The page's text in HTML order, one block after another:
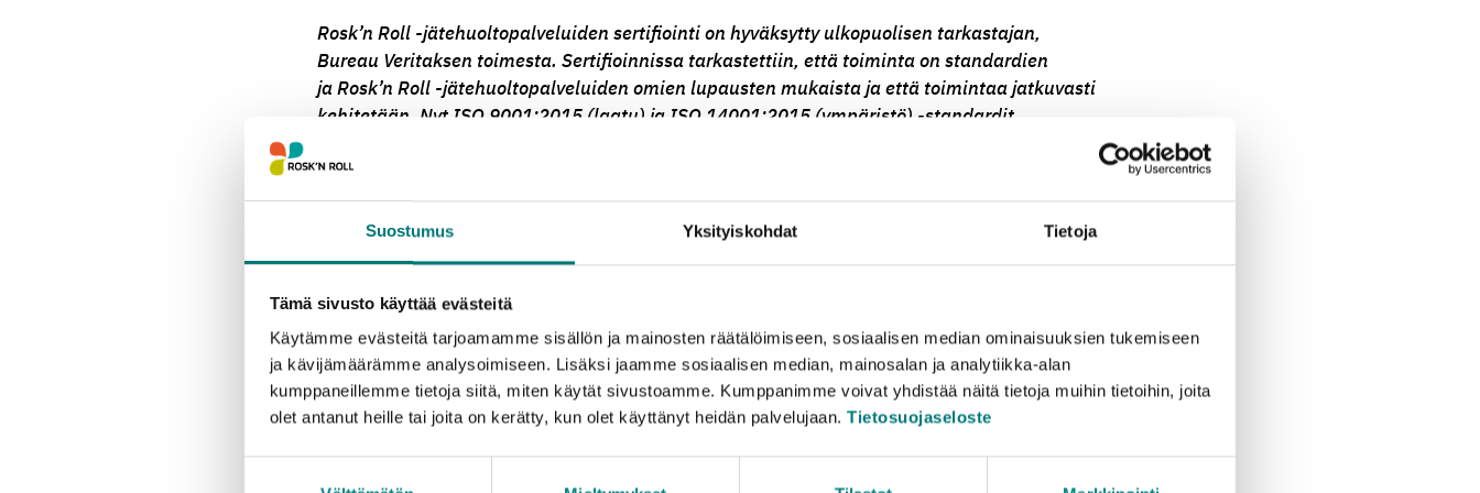
Suostumus Yksityiskohdat Tietoja
Tämä sivusto käyttää evästeitä
Käytämme evästeitä tarjoamamme sisällön ja mainosten räätälöimiseen, sosiaalisen median ominaisuuksien tukemiseen
ja kävijämäärämme analysoimiseen. Lisäksi jaamme sosiaalisen median, mainosalan ja analytiikka-alan
kumppaneillemme tietoja siitä, miten käytät sivustoamme. Kumppanimme voivat yhdistää näitä tietoja muihin tietoihin, joita
olet antanut heille tai joita on kerätty, kun olet käyttänyt heidän palvelujaan. Tietosuojaseloste
Rosk’n Roll -jätehuoltopalveluiden sertifiointi on hyväksytty ulkopuolisen tarkastajan,
Bureau Veritaksen toimesta. Sertifioinnissa tarkastettiin, että toiminta on standardien
jaRosk’n Roll -jätehuoltopalveluiden omien lupausten mukaista ja että toimintaa jatkuvasti
kehitetään. Nyt ISO 9001:2015 (laatu) ja ISO 14001:2015 (ympäristö) -standardit
– Haluammejatkuvasti parantaa toimintaamme ja kehittämisenpunaisena lankana toimiivuonna
2016 uudistettu strategia. Sen mukaisesti asetammeRosk’n
Rollissa vuosittain uusia, aina
turvallisuuteen, kertoo
– Nyt toteutunut sertifiointi on osoitus siitä, että tekemämme työ kantaa ja olemme jatkossakin
sitoutuneet toimintamme kehittämiseen. Olemme hyvin iloisia sertifioijan antamasta positiivisesta
palautteesta liittyen toimintaamme. Erityisesti kiitosta sai kehitysaktiivisuus ja nykyaikaiset